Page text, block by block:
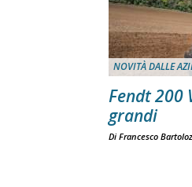
NOVITÀ DALLE
Fendt 200
grandi
Di Francesco